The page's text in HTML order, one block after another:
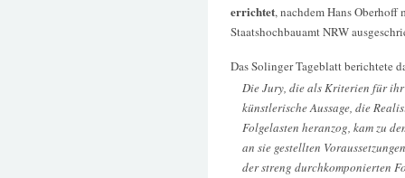
errichtet, nachdem Hans
Staatshochbauamt NRW
Das Solinger Tageblatt berichtete
Die Jury, die als Kriterien für
künstlerische Aussage, die
Folgelasten heranzog, kam zu
an sie gestellten
der streng durchkomponierten